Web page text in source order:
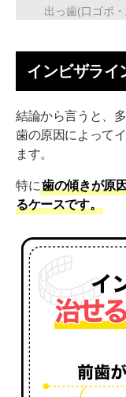
出っ歯(口ゴボ
出っ歯・過蓋咬
Oh my teethの
インビザライン
インビザライン
る」と言われる
理由① 骨格性の
合
理由② 歯科医師
理由③ 自己管
インビザライ
結論から言うと、
歯の原因によって
ます。
特に歯の傾きが原
るケースです。